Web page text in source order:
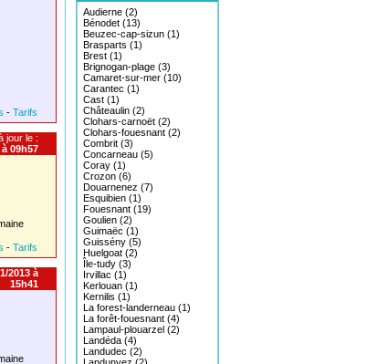
- Tarifs
jour le :
à 09h57
- Tarifs
2013 à
15h41
Audierne (2)
Bénodet (13)
Beuzec-cap-sizun (1)
Brasparts (1)
Brest (1)
Brignogan-plage (3)
Camaret-sur-mer (10)
Carantec (1)
Cast (1)
Châteaulin (2)
Clohars-carnoët (2)
Clohars-fouesnant (2)
Combrit (3)
Concarneau (5)
Coray (1)
Crozon (6)
Douarnenez (7)
Esquibien (1)
Fouesnant (19)
Goulien (2)
Guimaëc (1)
Guissény (5)
Huelgoat (2)
Île-tudy (3)
Irvillac (1)
Kerlouan (1)
Kernilis (1)
La forest-landerneau (1)
La forêt-fouesnant (4)
Lampaul-plouarzel (2)
Landéda (4)
Landudec (2)